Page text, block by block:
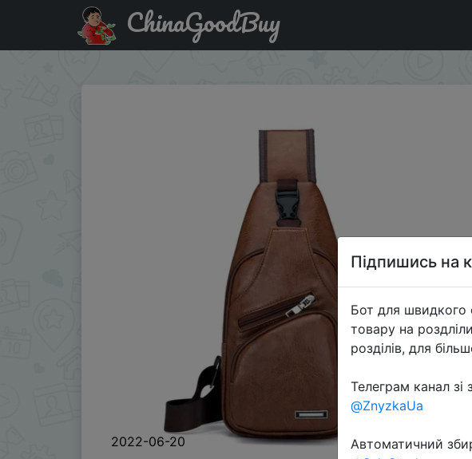
Акція на Новинка 2022, мужская сумка с USB-зарядкой и разъемом
ChinaGoodBuy
2022-06-20
Підпишись на
Бот для швидкого
товару на
розділів, для
Телеграм канал
@ZnyzkaUa
Автоматичний